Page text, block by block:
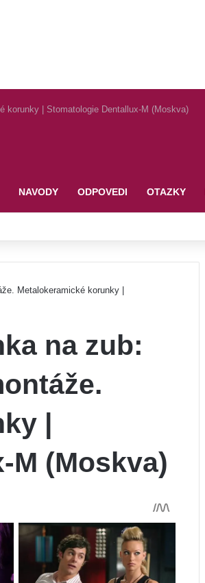
korunky | Stomatologie Dentallux-M (Moskva)
NAVODY ODPOVEDI OTAZKY
Metalokeramické korunky |
na zub:
|
M (Moskva)